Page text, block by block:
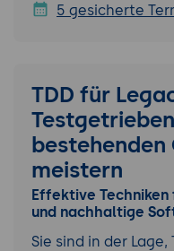
5 gesicherte
TDD für
bestehenden
meistern
Effektive
und nachhaltige
Sie sind in der